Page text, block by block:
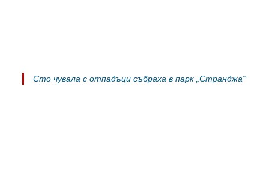
Сто чувала с отпадъци събраха в парк „Странджа“